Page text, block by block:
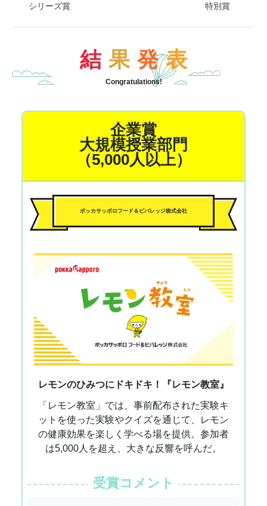
シリーズ賞 特別賞
結 果 発 表
Congratulations!
企業賞
大規模授業部門
（5,000人以上）
ポッカサッポロフード＆ビバレッジ株式会社
レモンのひみつにドキドキ！『レモン教室』
「レモン教室」では、事前配布された実験キ
ットを使った実験やクイズを通じて、レモン
の健康効果を楽しく学べる場を提供。参加者
は5,000人を超え、大きな反響を呼んだ。
受賞コメント